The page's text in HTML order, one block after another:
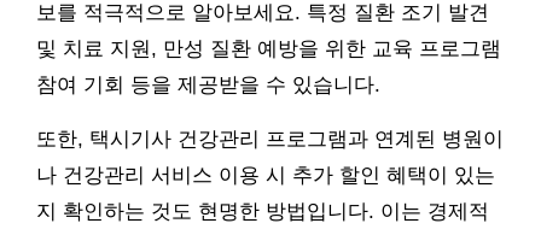
보를 적극적으로 알아보세요. 특정 질환 조기 발견
및 치료 지원, 만성 질환 예방을 위한 교육 프로그램
참여 기회 등을 제공받을 수 있습니다.
또한, 택시기사 건강관리 프로그램과 연계된 병원이
나 건강관리 서비스 이용 시 추가 할인 혜택이 있는
지 확인하는 것도 현명한 방법입니다. 이는 경제적